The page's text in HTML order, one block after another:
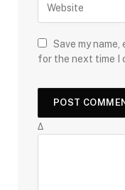
Save my
for the next time I
Δ